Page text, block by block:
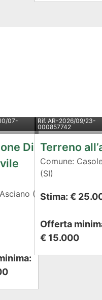
07-
Di
(SI)
Rif.AR-2026/09/23-
000857742
Terreno
Comune:
(SI)
Stima: €
Offerta
€ 15.000